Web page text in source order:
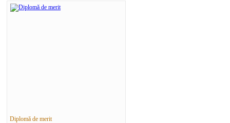
Diplomă de merit